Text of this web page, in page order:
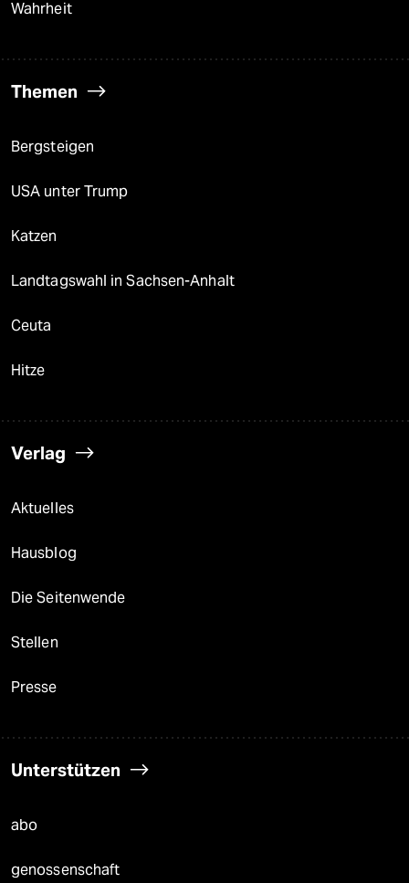
Wahrheit
Themen
Bergsteigen
USA unter Trump
Katzen
Landtagswahl in Sachsen-Anhalt
Ceuta
Hitze
Verlag
Aktuelles
Hausblog
Die Seitenwende
Stellen
Presse
Unterstützen
abo
genossenschaft